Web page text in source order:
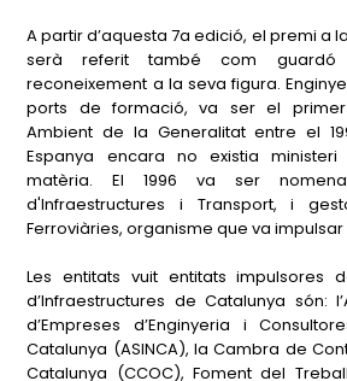
A partir d’aquesta 7a edició, el premi a
serà referit també com guardó
reconeixement a la seva figura.
ports de formació, va ser el
Ambient de la Generalitat entre el
Espanya encara no existia
matèria. El 1996 va ser
d'Infraestructures i Transport, i
Ferroviàries, organisme que va impulsar
Les entitats vuit entitats impulsores
d’Infraestructures de Catalunya són:
d’Empreses d’Enginyeria i
Catalunya (ASINCA), la Cambra de
Catalunya (CCOC), Foment del